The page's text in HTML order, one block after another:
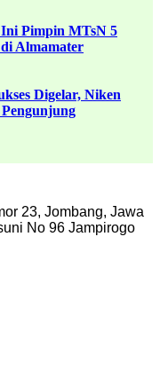
Pimpin MTsN 5
Almamater
Digelar, Niken
23, Jombang, Jawa
No 96 Jampirogo